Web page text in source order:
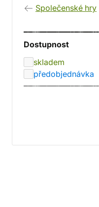
Společenské hry
Dostupnost
skladem
předobjednávka